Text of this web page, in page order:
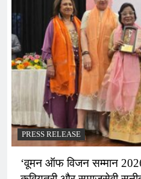
PRESS RELEASE
‘वूमन ऑफ विजन सम्मान